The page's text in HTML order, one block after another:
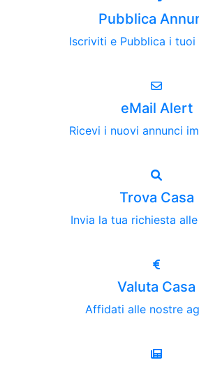
Pubblica
Iscriviti e Pubblica i tuoi
eMail Alert
Ricevi i nuovi annunci
Trova Casa
Invia la tua richiesta
Valuta Casa
Affidati alle nostre